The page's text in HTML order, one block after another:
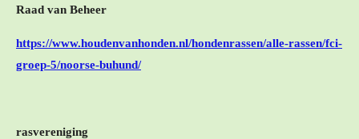
Raad van Beheer
https://www.houdenvanhonden.nl/hondenrassen/alle-rassen/fci-
groep-5/noorse-buhund/
rasvereniging